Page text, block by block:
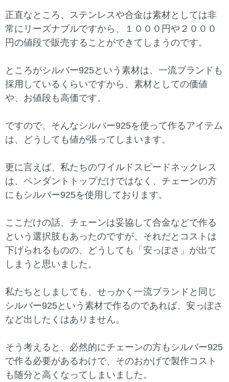
正直なところ、ステンレスや合金は素材としては非
常にリーズナブルですから、１０００円や２０００
円の値段で販売することができてしまうのです。
ところがシルバー925という素材は、一流ブランドも
採用しているくらいですから、素材としての価値
や、お値段も高価です。
ですので、そんなシルバー925を使って作るアイテム
は、どうしても値が張ってしまいます。
更に言えば、私たちのワイルドスピードネックレス
は、ペンダントトップだけではなく、チェーンの方
にもシルバー925を使用しております。
ここだけの話、チェーンは妥協して合金などで作る
という選択肢もあったのですが、それだとコストは
下げられるものの、どうしても「安っぽさ」が出て
しまうと思いました。
私たちとしましても、せっかく一流ブランドと同じ
シルバー925という素材で作るのであれば、安っぽさ
など出したくはありません。
そう考えると、必然的にチェーンの方もシルバー925
で作る必要があるわけで、そのおかげで製作コスト
も随分と高くなってしまいました。